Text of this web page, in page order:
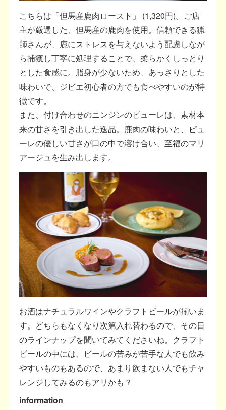
こちらは「但馬産鹿肉ロースト」 (1,320円)。ご店
主が厳選した、但馬産の鹿肉を使用。信頼できる猟
師さんが、鹿にストレスを与えないよう配慮しなが
ら捕獲し丁寧に処理することで、柔らかくしっとり
とした食感に。脂身が少ないため、あっさりとした
味わいで、ジビエ初心者の方でも食べやすいのが特
徴です。
また、付け合わせのニンジンのピューレは、素材本
来の甘さを引き出した逸品。鹿肉の味わいと、ピュ
ーレの優しい甘さが口の中で溶け合い、至福のマリ
アージュを生み出します。
お酒はナチュラルワインやクラフトビールが揃いま
す。どちらもなくなり次第入れ替わるので、その日
のラインナップを聞いてみてくださいね。クラフト
ビールの中には、ビールの苦みが苦手な人でも飲み
やすいものもあるので、あまり飲まない人でもチャ
レンジしてみるのもアリかも？
information